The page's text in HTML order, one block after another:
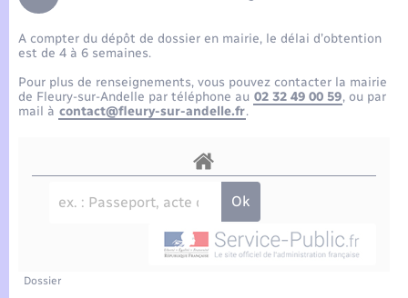
Compétences
Plan interactif
Publications
Etat-civil - Papiers - Citoyenneté
Mariage – PACS
Parrainage civil
Logement - Urbanisme
Nouvel habitant
Transports scolaires
Travaux - Autorisation d’occupation de l’espace
public
A compter du dépôt de dossier en mairie, le délai d’obtention
est de 4 à 6 semaines.
Pour plus de renseignements, vous pouvez contacter la mairie
de Fleury-sur-Andelle par téléphone au 02 32 49 00 59, ou par
mail à contact@fleury-sur-andelle.fr.
Dossier